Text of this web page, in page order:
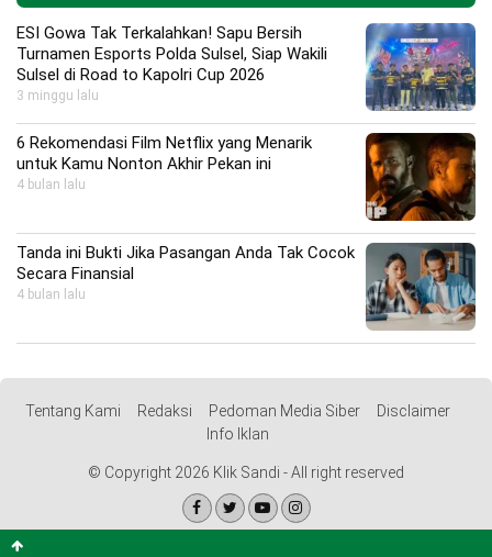
ESI Gowa Tak Terkalahkan! Sapu Bersih
Turnamen Esports Polda Sulsel, Siap Wakili
Sulsel di Road to Kapolri Cup 2026
3 minggu lalu
6 Rekomendasi Film Netflix yang Menarik
untuk Kamu Nonton Akhir Pekan ini
4 bulan lalu
Tanda ini Bukti Jika Pasangan Anda Tak Cocok
Secara Finansial
4 bulan lalu
Tentang Kami Redaksi Pedoman Media Siber
Disclaimer
Info Iklan
© Copyright 2026 Klik Sandi - All right reserved